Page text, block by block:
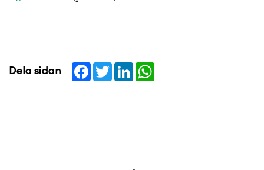
Dela sidan Facebook
TwitterLinkedIn